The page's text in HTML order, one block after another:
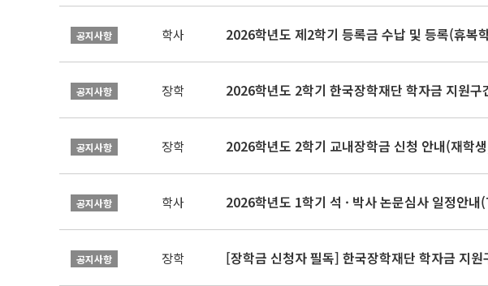
공지사항 학사 2026학년도 제2학기 등록금 수납 및 등록(휴복
공지사항 장학 2026학년도 2학기 한국장학재단 학자금 지원구
공지사항 장학 2026학년도 2학기 교내장학금 신청 안내(재학
공지사항 학사 2026학년도 1학기 석 · 박사 논문심사 일정
공지사항 장학 [장학금 신청자 필독] 한국장학재단 학자금 지원